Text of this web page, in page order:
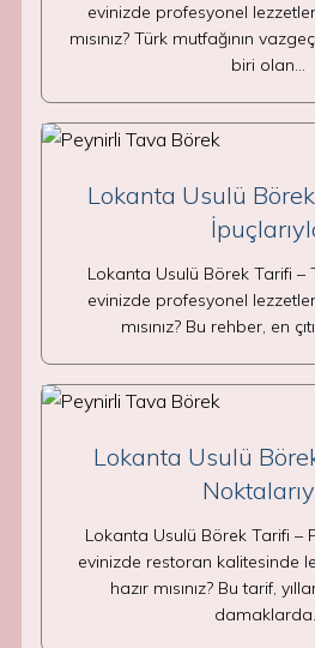
evinizde profesyonel
mısınız? Türk mutfağının
biri olan…
Lokanta Usulü
Lokanta Usulü Börek Tarifi –
evinizde profesyonel
mısınız? Bu rehber, en
Lokanta Usulü
Lokanta Usulü Börek Tarifi –
evinizde restoran kalitesinde
hazır mısınız? Bu tarif,